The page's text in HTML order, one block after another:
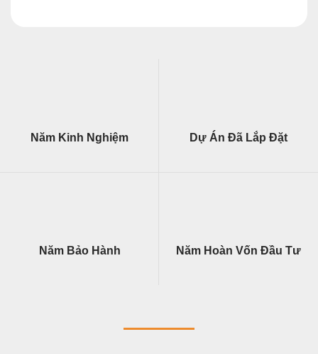
Năm Kinh Nghiệm Dự Án Đã Lắp Đặt
Năm Bảo Hành Năm Hoàn Vốn Đầu Tư